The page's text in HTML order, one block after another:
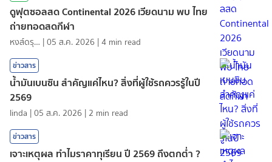
ดูฟุตซอลสด Continental 2026 เวียดนาม พบ ไทย
ถ่ายทอดสดกีฬา
หงส์ดรุณ |05 ส.ค. 2026 |4 min read
ข่าวสาร
น้ำมันเบนซิน สำคัญแค่ไหน? สิ่งที่ผู้ใช้รถควรรู้ในปี
2569
linda |05 ส.ค. 2026 | 2 min read
ข่าวสาร
เจาะเหตุผล ทำไมราคาทุเรียน ปี 2569 ถึงตกต่ำ ?